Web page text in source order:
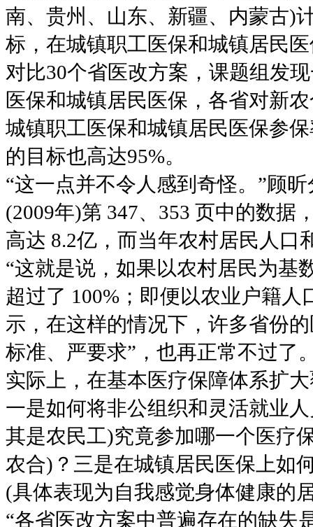
南、贵州、山东、新疆、内蒙古)
标，在城镇职工医保和城镇居民
对比30个省医改方案，课题组发
医保和城镇居民医保，各省对新
城镇职工医保和城镇居民医保参
的目标也高达95%。
“这一点并不令人感到奇怪。”顾
(2009年)第 347、353 页中的数据
高达 8.2亿，而当年农村居民人口
“这就是说，如果以农村居民为基
超过了 100%；即便以农业户籍
示，在这样的情况下，许多省份
标准、严要求”，也再正常不过了
实际上，在基本医疗保障体系扩
一是如何将非公组织和灵活就业
其是农民工)究竟参加哪一个医疗
农合)？三是在城镇居民医保上如
(具体表现为自我感觉身体健康的
“各省医改方案中普遍存在的缺失